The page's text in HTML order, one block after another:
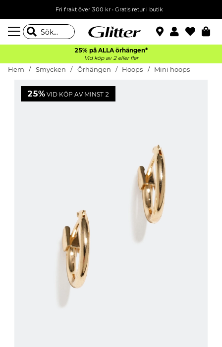
Fri frakt över 300 kr• Gratis retur i butik
25% på ALLA örhängen*
Vid köp av 2 eller fler
Hem Smycken Örhängen Hoops Mini hoops
25% VID KÖP AV MINST 2